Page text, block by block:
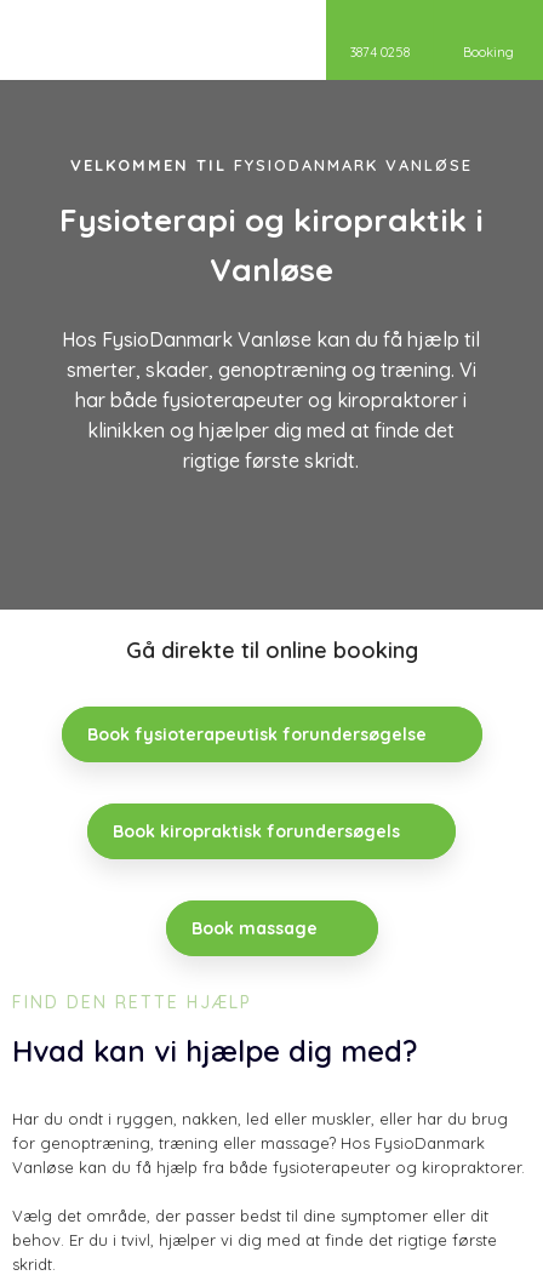
3874 0258 Booking
VELKOMMEN TIL FYSIODANMARK VANLØSE
Fysioterapi og kiropraktik i
Vanløse
Hos FysioDanmark Vanløse kan du få hjælp til
smerter, skader, genoptræning og træning. Vi
har både fysioterapeuter og kiropraktorer i
klinikken og hjælper dig med at finde det
rigtige første skridt.
Gå direkte til online booking
Book fysioterapeutisk forundersøgelse
Book kiropraktisk forundersøgels
Book massage
FIND DEN RETTE HJÆLP
Hvad kan vi hjælpe dig med?
Har du ondt i ryggen, nakken, led eller muskler, eller har du brug
for genoptræning, træning eller massage? Hos FysioDanmark
Vanløse kan du få hjælp fra både fysioterapeuter og kiropraktorer.
Vælg det område, der passer bedst til dine symptomer eller dit
behov. Er du i tvivl, hjælper vi dig med at finde det rigtige første
skridt.